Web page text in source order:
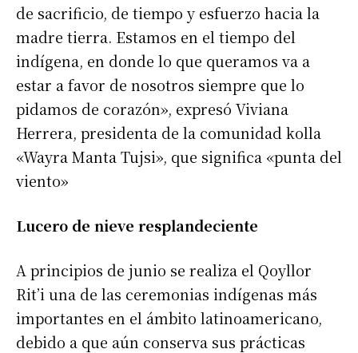
de sacrificio, de tiempo y esfuerzo hacia la
madre tierra. Estamos en el tiempo del
indígena, en donde lo que queramos va a
estar a favor de nosotros siempre que lo
pidamos de corazón», expresó Viviana
Herrera, presidenta de la comunidad kolla
«Wayra Manta Tujsi», que significa «punta del
viento»
Lucero de nieve resplandeciente
A principios de junio se realiza el Qoyllor
Rit’i una de las ceremonias indígenas más
importantes en el ámbito latinoamericano,
debido a que aún conserva sus prácticas